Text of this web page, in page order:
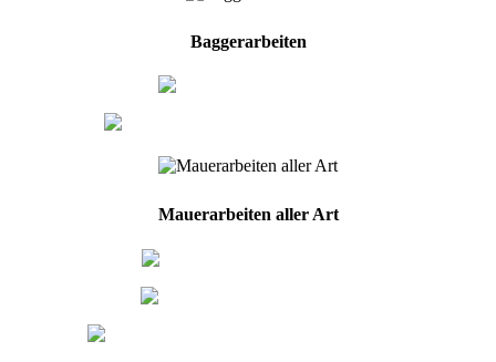
Baggerarbeiten
Mauerarbeiten aller Art